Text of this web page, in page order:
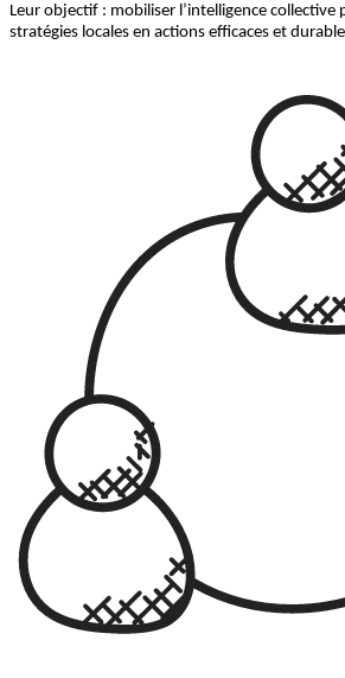
Leur objectif : mobiliser l’intelligence
stratégies locales en actions efficaces et